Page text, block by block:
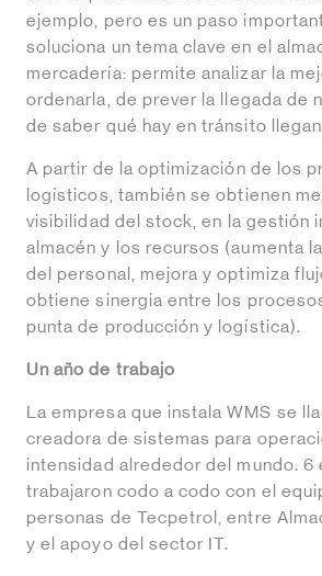
ejemplo, pero es un paso
soluciona un tema clave en el
mercadería: permite analizar la
ordenarla, de prever la llegada de
de saber qué hay en tránsito
A partir de la optimización de los
logísticos, también se obtienen
visibilidad del stock, en la gestión
almacén y los recursos (aumenta
del personal, mejora y optimiza
obtiene sinergia entre los
punta de producción y logística).
Un año de trabajo
La empresa que instala WMS se
creadora de sistemas para
intensidad alrededor del mundo. 6
trabajaron codo a codo con el
personas de Tecpetrol, entre
y el apoyo del sector IT.